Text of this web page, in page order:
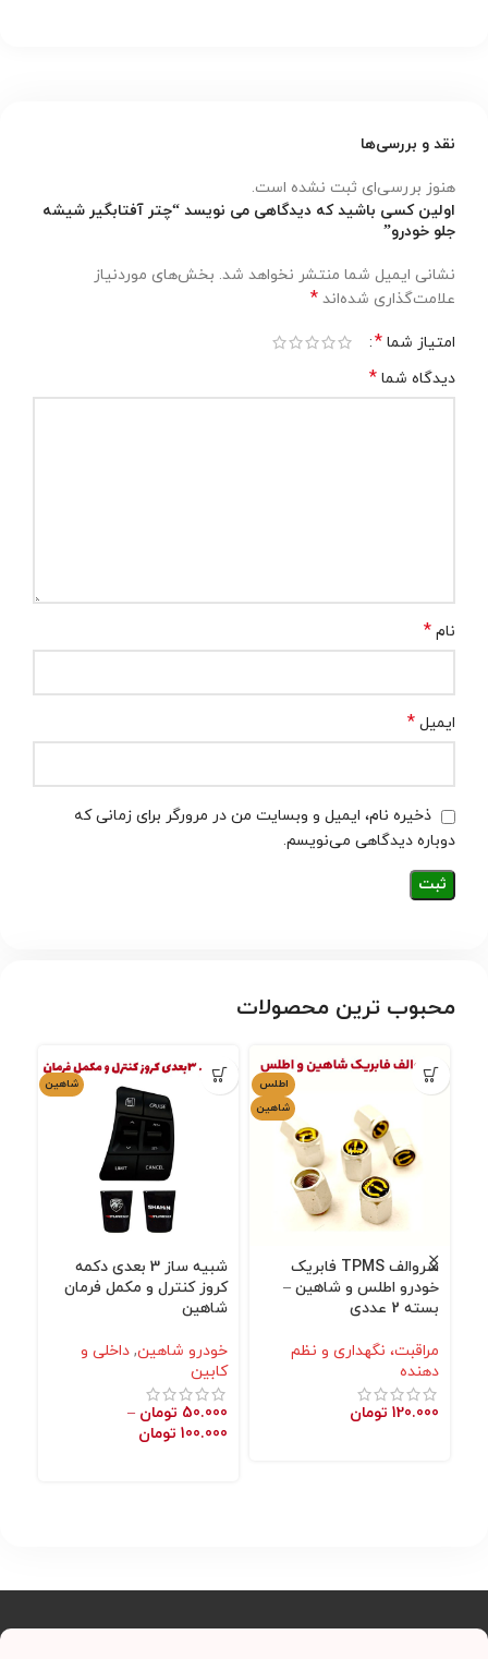
نقد و بررسی‌ها
هنوز بررسی‌ای ثبت نشده است.
اولین کسی باشید که دیدگاهی می نویسد “چتر آفتابگیر شیشه
جلو خودرو”
نشانی ایمیل شما منتشر نخواهد شد. بخش‌های موردنیاز
علامت‌گذاری شده‌اند *
امتیاز شما *
دیدگاه شما *
نام *
ایمیل *
ذخیره نام، ایمیل و وبسایت من در مرورگر برای زمانی که
دوباره دیدگاهی می‌نویسم.
محبوب ترین محصولات
اطلس
شاهین
سروالف TPMS فابریک
خودرو اطلس و شاهین –
بسته 2 عددی
مراقبت، نگهداری و نظم
دهنده
120.000 تومان
شاهین
شبیه ساز 3 بعدی دکمه
کروز کنترل و مکمل فرمان
شاهین
خودرو شاهین, داخلی و
کابین
50.000 تومان –
100.000 تومان